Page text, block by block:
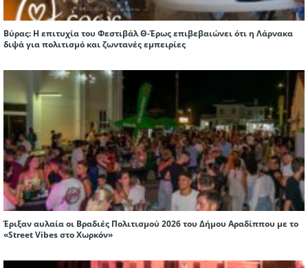
Βύρας: Η επιτυχία του Φεστιβάλ Θ-Έρως επιβεβαιώνει ότι η Λάρνακα
διψά για πολιτισμό και ζωντανές εμπειρίες
Έριξαν αυλαία οι Βραδιές Πολιτισμού 2026 του Δήμου Αραδίππου με το
«Street Vibes στο Χωρκόν»